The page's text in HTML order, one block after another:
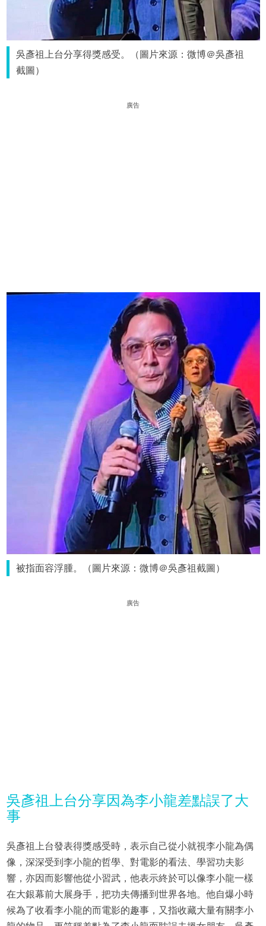
吳彥祖上台分享得獎感受。（圖片來源：微博＠吳彥祖
截圖）
廣告
被指面容浮腫。（圖片來源：微博＠吳彥祖截圖）
廣告
吳彥祖上台分享因為李小龍差點誤了大
事
吳彥祖上台發表得獎感受時，表示自己從小就視李小龍為偶
像，深深受到李小龍的哲學、對電影的看法、學習功夫影
響，亦因而影響他從小習武，他表示終於可以像李小龍一樣
在大銀幕前大展身手，把功夫傳播到世界各地。他自爆小時
候為了收看李小龍的而電影的趣事，又指收藏大量有關李小